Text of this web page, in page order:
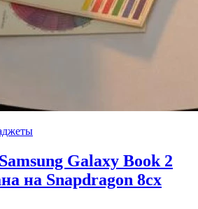
Galaxy Book 2
на Snapdragon 8cx